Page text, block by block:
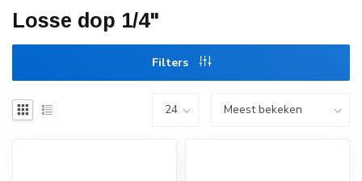
Losse dop 1/4"
Filters